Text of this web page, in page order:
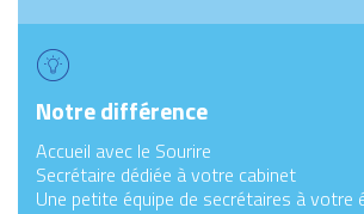
Notre différence
Accueil avec le Sourire
Secrétaire dédiée à votre cabinet
Une petite équipe de secrétaires à votre